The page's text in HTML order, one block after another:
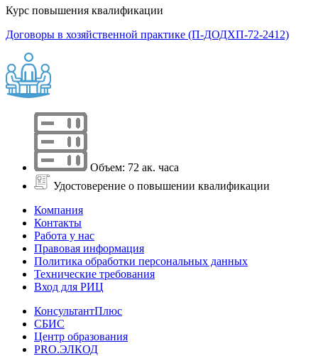
Курс повышения квалификации
Договоры в хозяйственной практике (П-ДОДХП-72-2412)
Объем: 72 ак. часа
Удостоверение о повышении квалификации
Компания
Контакты
Работа у нас
Правовая информация
Политика обработки персональных данных
Технические требования
Вход для РИЦ
КонсультантПлюс
СБИС
Центр образования
PRO.ЭЛКОД